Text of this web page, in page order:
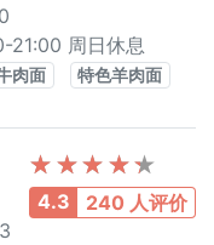
21:00 周日休息
肉面 特色羊肉面
4.3 240 人评价